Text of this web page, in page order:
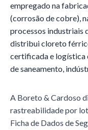
empregado na
(corrosão de cobre),
processos industriais
distribui cloreto
certificada e logística
de saneamento,
A Boreto & Cardoso
rastreabilidade por
Ficha de Dados de